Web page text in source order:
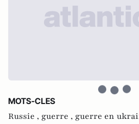
MOTS-CLES
Russie , guerre , guerre en